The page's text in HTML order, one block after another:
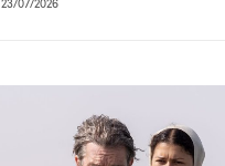
23/07/2026